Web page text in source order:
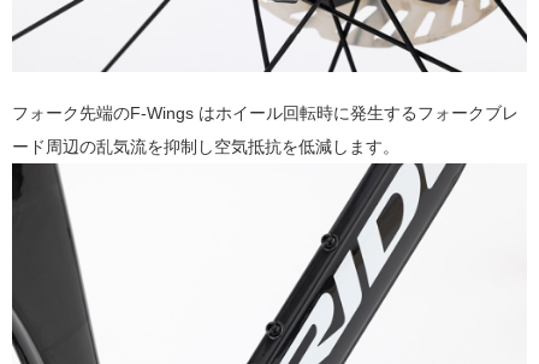
フォーク先端のF-Wings はホイール回転時に発生するフォークブレ
ード周辺の乱気流を抑制し空気抵抗を低減します。